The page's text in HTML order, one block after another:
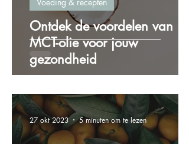
Ontdek de voordelen van
MCT-olie voor jouw
gezondheid
27 okt 2023 5 minuten om te lezen